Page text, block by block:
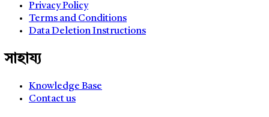
Privacy Policy
Terms and Conditions
Data Deletion Instructions
সাহায্য
Knowledge Base
Contact us